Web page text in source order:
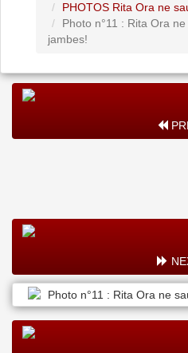
PHOTOS Rita Ora ne
Photo n°11 : Rita Ora
jambes!